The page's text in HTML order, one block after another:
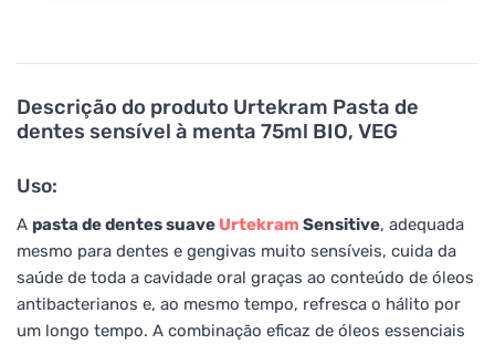
Descrição do produto Urtekram Pasta de
dentes sensível à menta 75ml BIO, VEG
Uso:
A pasta de dentes suave Urtekram Sensitive, adequada
mesmo para dentes e gengivas muito sensíveis, cuida da
saúde de toda a cavidade oral graças ao conteúdo de óleos
antibacterianos e, ao mesmo tempo, refresca o hálito por
um longo tempo. A combinação eficaz de óleos essenciais